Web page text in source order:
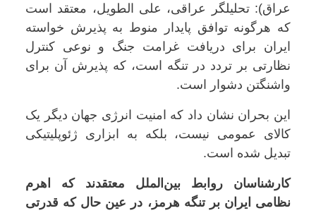
عراق): تحلیلگر عراقی، علی الطویل، معتقد است
که هرگونه توافق پایدار منوط به پذیرش خواسته
ایران برای دریافت غرامت جنگ و نوعی کنترل
نظارتی بر تردد در تنگه است، که پذیرش آن برای
واشنگتن دشوار است.
این بحران نشان داد که امنیت انرژی جهان دیگر یک
کالای عمومی نیست، بلکه به ابزاری ژئوپلیتیکی
تبدیل شده است.
کارشناسان روابط بین‌الملل معتقدند که اهرم
نظامی ایران بر تنگه هرمز، در عین حال که قدرتی